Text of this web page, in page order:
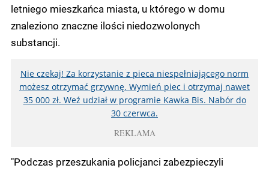
letniego mieszkańca miasta, u którego w domu
znaleziono znaczne ilości niedozwolonych
substancji.
Nie czekaj! Za korzystanie z pieca niespełniającego norm
możesz otrzymać grzywnę. Wymień piec i otrzymaj nawet
35 000 zł. Weź udział w programie Kawka Bis. Nabór do
30 czerwca.
REKLAMA
"Podczas przeszukania policjanci zabezpieczyli